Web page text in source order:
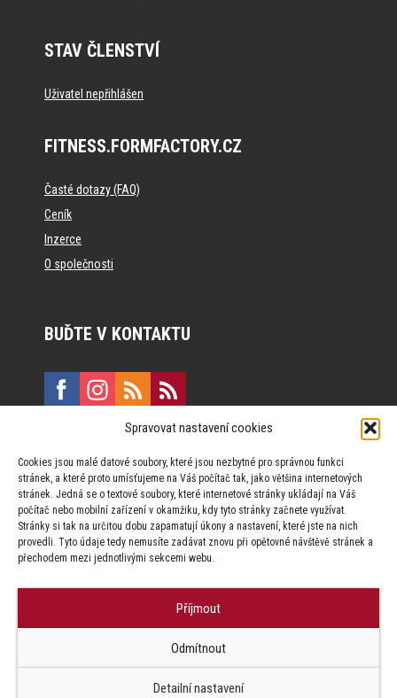
Spravovat nastavení cookies
Cookies jsou malé datové soubory, které jsou nezbytné pro správnou funkci
stránek, a které proto umísťujeme na Váš počítač tak, jako většina internetových
stránek. Jedná se o textové soubory, které internetové stránky ukládají na Váš
počítač nebo mobilní zařízení v okamžiku, kdy tyto stránky začnete využívat.
Stránky si tak na určitou dobu zapamatují úkony a nastavení, které jste na nich
provedli. Tyto údaje tedy nemusíte zadávat znovu při opětovné návštěvě stránek a
přechodem mezi jednotlivými sekcemi webu.
Příjmout
Odmítnout
Detailní nastavení
STAV ČLENSTVÍ
Uživatel nepřihlášen
FITNESS.FORMFACTORY.CZ
Časté dotazy (FAQ)
Ceník
Inzerce
O společnosti
BUĎTE V KONTAKTU
Vinohradská 190, 130 00 Praha 3
Za publikovaný obsah odpovídají jednotliví autoři.
Factory s.r.o. zapovězeno.